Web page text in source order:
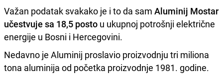
Važan podatak svakako je i to da sam Aluminij Mostar
učestvuje sa 18,5 posto u ukupnoj potrošnji električne
energije u Bosni i Hercegovini.
Nedavno je Aluminij proslavio proizvodnju tri miliona
tona aluminija od početka proizvodnje 1981. godine.